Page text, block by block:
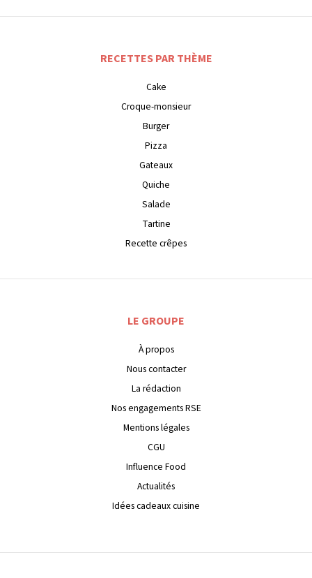
RECETTES PAR THÈME
Cake
Croque-monsieur
Burger
Pizza
Gateaux
Quiche
Salade
Tartine
Recette crêpes
LE GROUPE
À propos
Nous contacter
La rédaction
Nos engagements RSE
Mentions légales
CGU
Influence Food
Actualités
Idées cadeaux cuisine